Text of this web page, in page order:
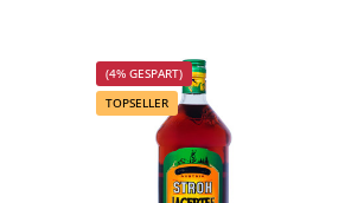
(4% GESPART)
TOPSELLER